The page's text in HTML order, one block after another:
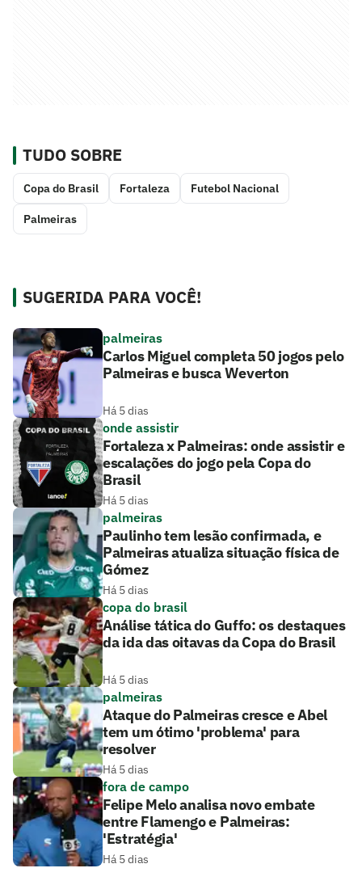
TUDO SOBRE
Copa do Brasil Fortaleza Futebol Nacional
Palmeiras
SUGERIDA PARA VOCÊ!
palmeiras
Carlos Miguel completa 50 jogos pelo
Palmeiras e busca Weverton
Há 5 dias
onde assistir
Fortaleza x Palmeiras: onde assistir e
escalações do jogo pela Copa do
Brasil
Há 5 dias
palmeiras
Paulinho tem lesão confirmada, e
Palmeiras atualiza situação física de
Gómez
Há 5 dias
copa do brasil
Análise tática do Guffo: os destaques
da ida das oitavas da Copa do Brasil
Há 5 dias
palmeiras
Ataque do Palmeiras cresce e Abel
tem um ótimo 'problema' para
resolver
Há 5 dias
fora de campo
Felipe Melo analisa novo embate
entre Flamengo e Palmeiras:
'Estratégia'
Há 5 dias